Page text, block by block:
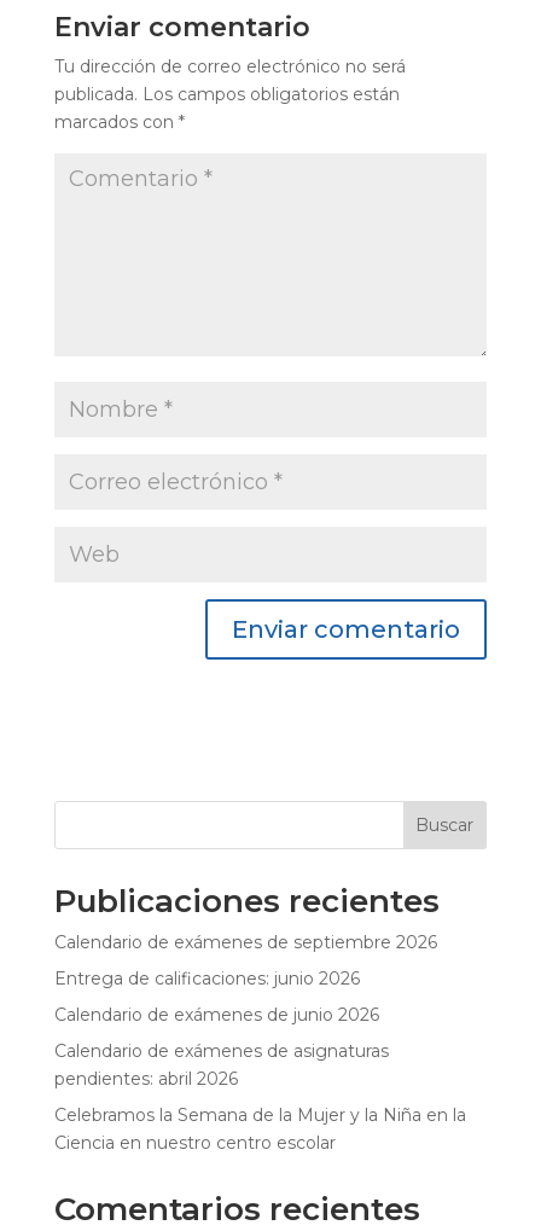
Enviar comentario
Tu dirección de correo electrónico no será
publicada. Los campos obligatorios están
marcados con *
Buscar
Publicaciones recientes
Calendario de exámenes de septiembre 2026
Entrega de calificaciones: junio 2026
Calendario de exámenes de junio 2026
Calendario de exámenes de asignaturas
pendientes: abril 2026
Celebramos la Semana de la Mujer y la Niña en la
Ciencia en nuestro centro escolar
Comentarios recientes